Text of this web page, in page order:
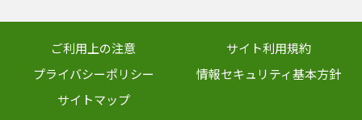
ご利用上の注意
サイト利用規約
プライバシーポリシー
情報セキュリティ基本方針
サイトマップ